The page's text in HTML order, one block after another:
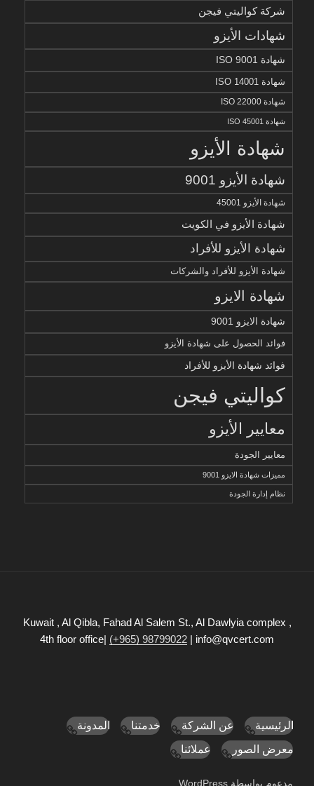
شركة كواليتي فيجن
شهادات الأيزو
شهادة ISO 9001
شهادة ISO 14001
شهادة ISO 22000
شهادة ISO 45001
شهادة الأيزو
شهادة الأيزو 9001
شهادة الأيزو 45001
شهادة الأيزو في الكويت
شهادة الأيزو للأفراد
شهادة الأيزو للأفراد والشركات
شهادة الايزو
شهادة الايزو 9001
فوائد الحصول على شهادة الأيزو
فوائد شهادة الأيزو للأفراد
كواليتي فيجن
معايير الأيزو
معايير الجودة
مميزات شهادة الايزو 9001
نظام إدارة الجودة
Kuwait , Al Qibla, Fahad Al Salem St., Al Dawlyia complex ,
4th floor office| (+965) 98799022 | info@qvcert.com
الرئيسية عن الشركة خدمتنا
المدونة
معرض الصور
عملائنا
مدعوم بواسطة WordPress